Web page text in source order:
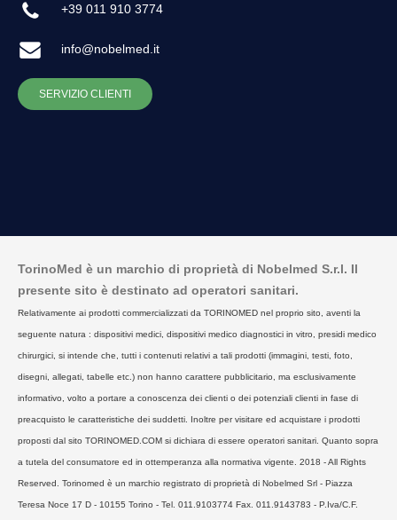
+39 011 910 3774
info@nobelmed.it
SERVIZIO CLIENTI
TorinoMed è un marchio di proprietà di Nobelmed S.r.l. Il
presente sito è destinato ad operatori sanitari.
Relativamente ai prodotti commercializzati da TORINOMED nel proprio sito, aventi la
seguente natura : dispositivi medici, dispositivi medico diagnostici in vitro, presidi medico
chirurgici, si intende che, tutti i contenuti relativi a tali prodotti (immagini, testi, foto,
disegni, allegati, tabelle etc.) non hanno carattere pubblicitario, ma esclusivamente
informativo, volto a portare a conoscenza dei clienti o dei potenziali clienti in fase di
preacquisto le caratteristiche dei suddetti. Inoltre per visitare ed acquistare i prodotti
proposti dal sito TORINOMED.COM si dichiara di essere operatori sanitari. Quanto sopra
a tutela del consumatore ed in ottemperanza alla normativa vigente. 2018 - All Rights
Reserved. Torinomed è un marchio registrato di proprietà di Nobelmed Srl - Piazza
Teresa Noce 17 D - 10155 Torino - Tel. 011.9103774 Fax. 011.9143783 - P.Iva/C.F.